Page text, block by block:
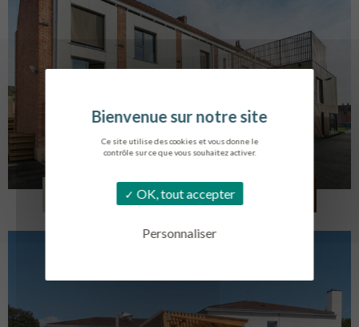
Ce site utilise des cookies et vous donne le
contrôle sur ce que vous souhaitez activer.
OK, tout accepter
Personnaliser
LOG. JEUNES TRAVAILLEURS